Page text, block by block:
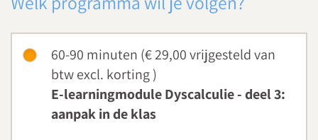
60-90 minuten (€ 29,00vrijgesteld van
btwexcl. korting)
E-learningmodule Dyscalculie - deel 3:
aanpak in de klas